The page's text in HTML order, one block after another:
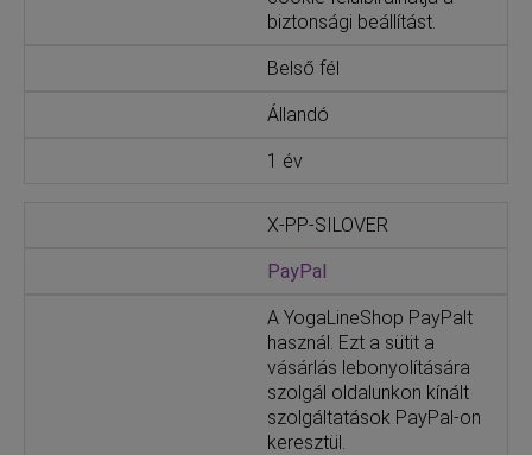
biztonsági beállítást.
Belső fél
Állandó
1 év
X-PP-SILOVER
PayPal
A YogaLineShop PayPalt
használ. Ezt a sütit a
vásárlás lebonyolítására
szolgál oldalunkon kínált
szolgáltatások PayPal-on
keresztül.